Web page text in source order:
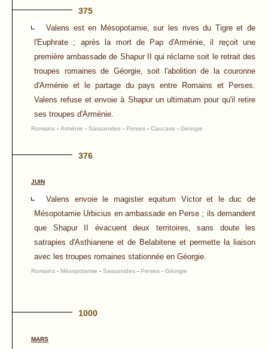
375
Valens est en Mésopotamie, sur les rives du Tigre et de
l'Euphrate ; après la mort de Pap d'Arménie, il reçoit une
première ambassade de Shapur II qui réclame soit le retrait des
troupes romaines de Géorgie, soit l'abolition de la couronne
d'Arménie et le partage du pays entre Romains et Perses.
Valens refuse et envoie à Shapur un ultimatum pour qu'il retire
ses troupes d'Arménie.
Romains - Arménie - Sassanides - Perses - Caucase - Géorgie
376
JUIN
Valens envoie le magister equitum Victor et le duc de
Mésopotamie Urbicius en ambassade en Perse ; ils demandent
que Shapur II évacuent deux territoires, sans doute les
satrapies d'Asthianene et de Belabitene et permette la liaison
avec les troupes romaines stationnée en Géorgie.
Romains - Mésopotamie - Sassanides - Perses - Géorgie
1000
MARS